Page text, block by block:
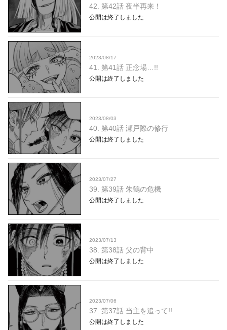
42. 第42話 夜半再来！
公開は終了しました
2023/08/17
41. 第41話 正念場…!!
公開は終了しました
2023/08/03
40. 第40話 瀬戸際の修行
公開は終了しました
2023/07/27
39. 第39話 朱鶴の危機
公開は終了しました
2023/07/13
38. 第38話 父の背中
公開は終了しました
2023/07/06
37. 第37話 当主を追って!!
公開は終了しました